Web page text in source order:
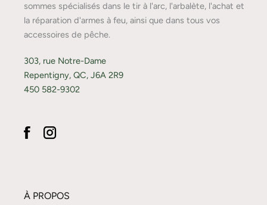
sommes spécialisés dans le tir à l'arc, l'arbalète, l'achat et
la réparation d'armes à feu, ainsi que dans tous vos
accessoires de pêche.
303, rue Notre-Dame
Repentigny, QC, J6A 2R9
450 582-9302
À PROPOS